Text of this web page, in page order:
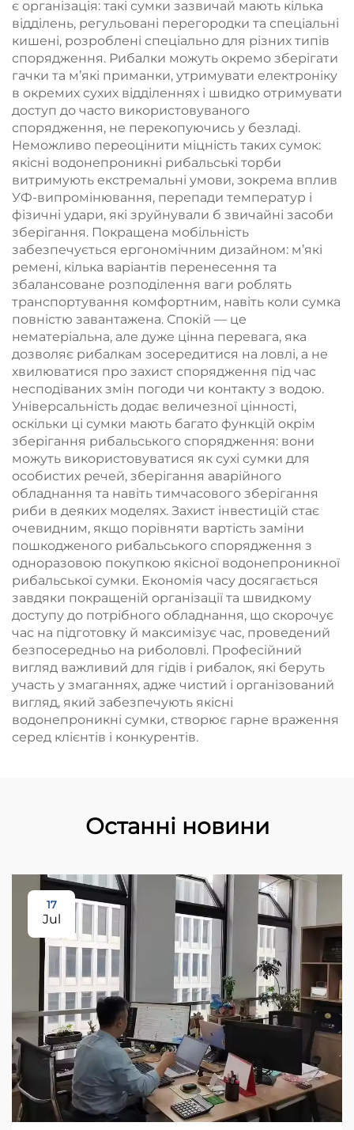
є організація: такі сумки зазвичай мають кілька
відділень, регульовані перегородки та спеціальні
кишені, розроблені спеціально для різних типів
спорядження. Рибалки можуть окремо зберігати
гачки та м’які приманки, утримувати електроніку
в окремих сухих відділеннях і швидко отримувати
доступ до часто використовуваного
спорядження, не перекопуючись у безладі.
Неможливо переоцінити міцність таких сумок:
якісні водонепроникні рибальські торби
витримують екстремальні умови, зокрема вплив
УФ-випромінювання, перепади температур і
фізичні удари, які зруйнували б звичайні засоби
зберігання. Покращена мобільність
забезпечується ергономічним дизайном: м’які
ремені, кілька варіантів перенесення та
збалансоване розподілення ваги роблять
транспортування комфортним, навіть коли сумка
повністю завантажена. Спокій — це
нематеріальна, але дуже цінна перевага, яка
дозволяє рибалкам зосередитися на ловлі, а не
хвилюватися про захист спорядження під час
несподіваних змін погоди чи контакту з водою.
Універсальність додає величезної цінності,
оскільки ці сумки мають багато функцій окрім
зберігання рибальського спорядження: вони
можуть використовуватися як сухі сумки для
особистих речей, зберігання аварійного
обладнання та навіть тимчасового зберігання
риби в деяких моделях. Захист інвестицій стає
очевидним, якщо порівняти вартість заміни
пошкодженого рибальського спорядження з
одноразовою покупкою якісної водонепроникної
рибальської сумки. Економія часу досягається
завдяки покращеній організації та швидкому
доступу до потрібного обладнання, що скорочує
час на підготовку й максимізує час, проведений
безпосередньо на риболовлі. Професійний
вигляд важливий для гідів і рибалок, які беруть
участь у змаганнях, адже чистий і організований
вигляд, який забезпечують якісні
водонепроникні сумки, створює гарне враження
серед клієнтів і конкурентів.
Останні новини
17
Jul